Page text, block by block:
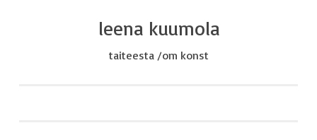
leena kuumola
taiteesta /om konst